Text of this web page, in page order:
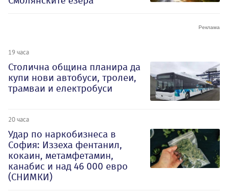
19 часа
Столична община планира да
купи нови автобуси, тролеи,
трамваи и електробуси
20 часа
Удар по наркобизнеса в
София: Иззеха фентанил,
кокаин, метамфетамин,
канабис и над 46 000 евро
(СНИМКИ)